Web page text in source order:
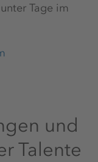
Tage im
und
Talente